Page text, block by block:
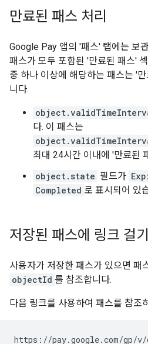
만료된 패스 처리
Google Pay 앱의 '패스' 탭에는 보
패스가 모두 포함된 '만료된 패스'
중 하나 이상에 해당하는 패스는 '
니다.
다. 이 패스는
최대 24시간 이내에 '만료된
object.state 필드가
Completed 로 표시되어 있
저장된 패스에 링크 걸기
사용자가 저장한 패스가 있으면 패
objectId 를 참조합니다.
다음 링크를 사용하여 패스를 참조
https://pay.google.com/gp/